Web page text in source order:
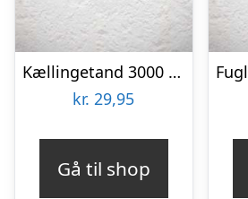
Kællingetand 3000 frø
kr. 29,95
Gå til shop